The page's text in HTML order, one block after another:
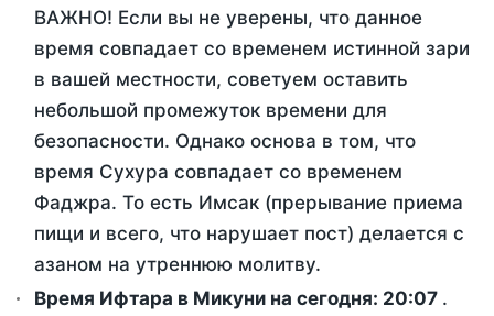
ВАЖНО! Если вы не уверены, что данное
время совпадает со временем истинной зари
в вашей местности, советуем оставить
небольшой промежуток времени для
безопасности. Однако основа в том, что
время Сухура совпадает со временем
Фаджра. То есть Имсак (прерывание приема
пищи и всего, что нарушает пост) делается с
азаном на утреннюю молитву.
Время Ифтара в Микуни на сегодня: 20:07 .